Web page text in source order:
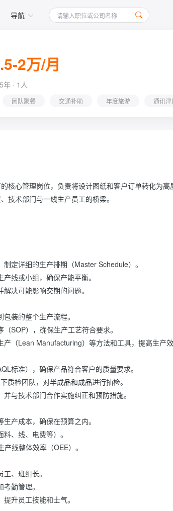
导航
2万/月
· 1人
团队聚餐 交通补助 年度旅游 通讯津
核心管理岗位，负责将设计图纸和客户订单转化为
技术部门与一线生产员工的桥梁。